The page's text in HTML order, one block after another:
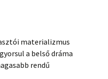
materializmus
a belső dráma
rendű